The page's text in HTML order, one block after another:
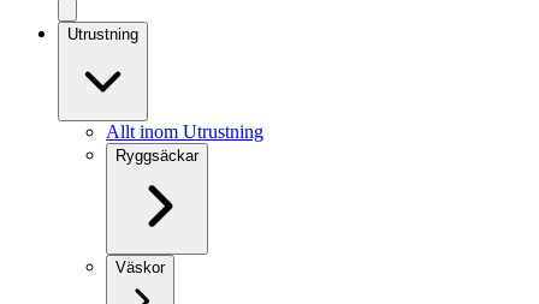
Utrustning
Allt inom Utrustning
Ryggsäckar
Väskor